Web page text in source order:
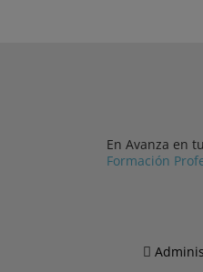
En Avanza en
Formación